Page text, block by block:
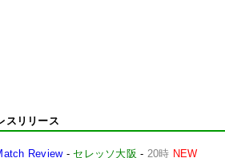
スリリース
Review- セレッソ大阪 - 20時 NEW